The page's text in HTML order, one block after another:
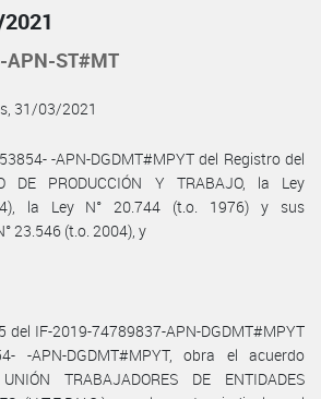
APN-ST#MT
31/03/2021
-APN-DGDMT#MPYT del Registro del
DE PRODUCCIÓN Y TRABAJO, la Ley
la Ley N° 20.744 (t.o. 1976) y sus
23.546 (t.o. 2004), y
del IF-2019-74789837-APN-DGDMT#MPYT
-APN-DGDMT#MPYT, obra el acuerdo
TRABAJADORES DE ENTIDADES